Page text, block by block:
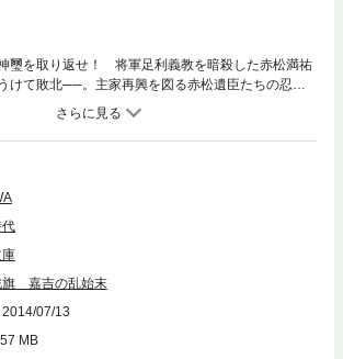
璽を取り返せ！ 将軍足利義教を暗殺した赤松満祐
けて敗北──。主家再興を図る赤松遺臣たちの忍従
旗 嘉吉の乱始末
2014/07/13
MB